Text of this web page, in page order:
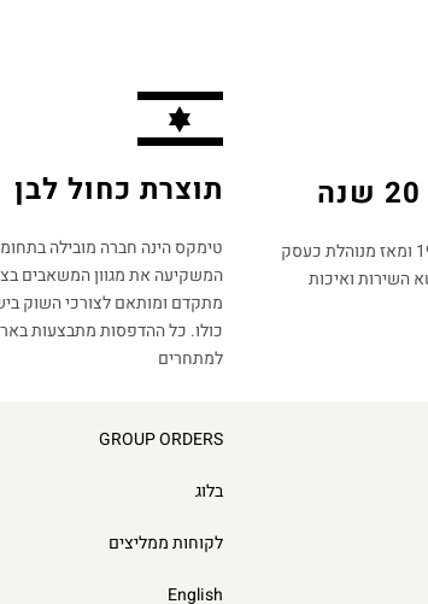
החברה הוקמה בשנת 1994 ומאז מנוהלת כעסק
השירות ואיכות
תוצרת כחול לבן
טימקס הינה חברה מובילה
המשקיעה את מגוון המשאבים
מתקדם ומותאם לצורכי השוק
כולו. כל ההדפסות מתבצעות
למתחרים​
GROUP ORDERS
בלוג
לקוחות ממליצים
English